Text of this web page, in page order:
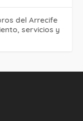
del Arrecife
servicios y